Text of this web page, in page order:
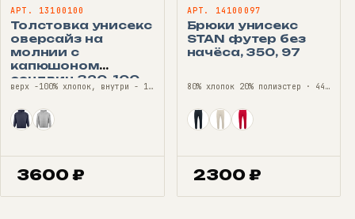
АРТ. 13100100
Толстовка унисекс
оверсайз на
молнии с
капюшоном
сэндвич 320, 100
верх -100% хлопок, внутри - 100% полиэстер (флис) · 44—54
3600 ₽
АРТ. 14100097
Брюки унисекс
STAN футер без
начёса, 350, 97
80% хлопок 20% полиэстер · 44—56
2300 ₽